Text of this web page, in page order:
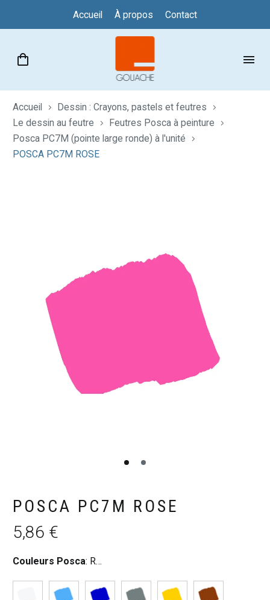
Accueil À propos Contact
Accueil
Dessin : Crayons, pastels et feutres
Le dessin au feutre
Feutres Posca à peinture
Posca PC7M (pointe large ronde) à l'unité
POSCA PC7M ROSE
POSCA PC7M ROSE
5,86 €
Couleurs Posca: Rose